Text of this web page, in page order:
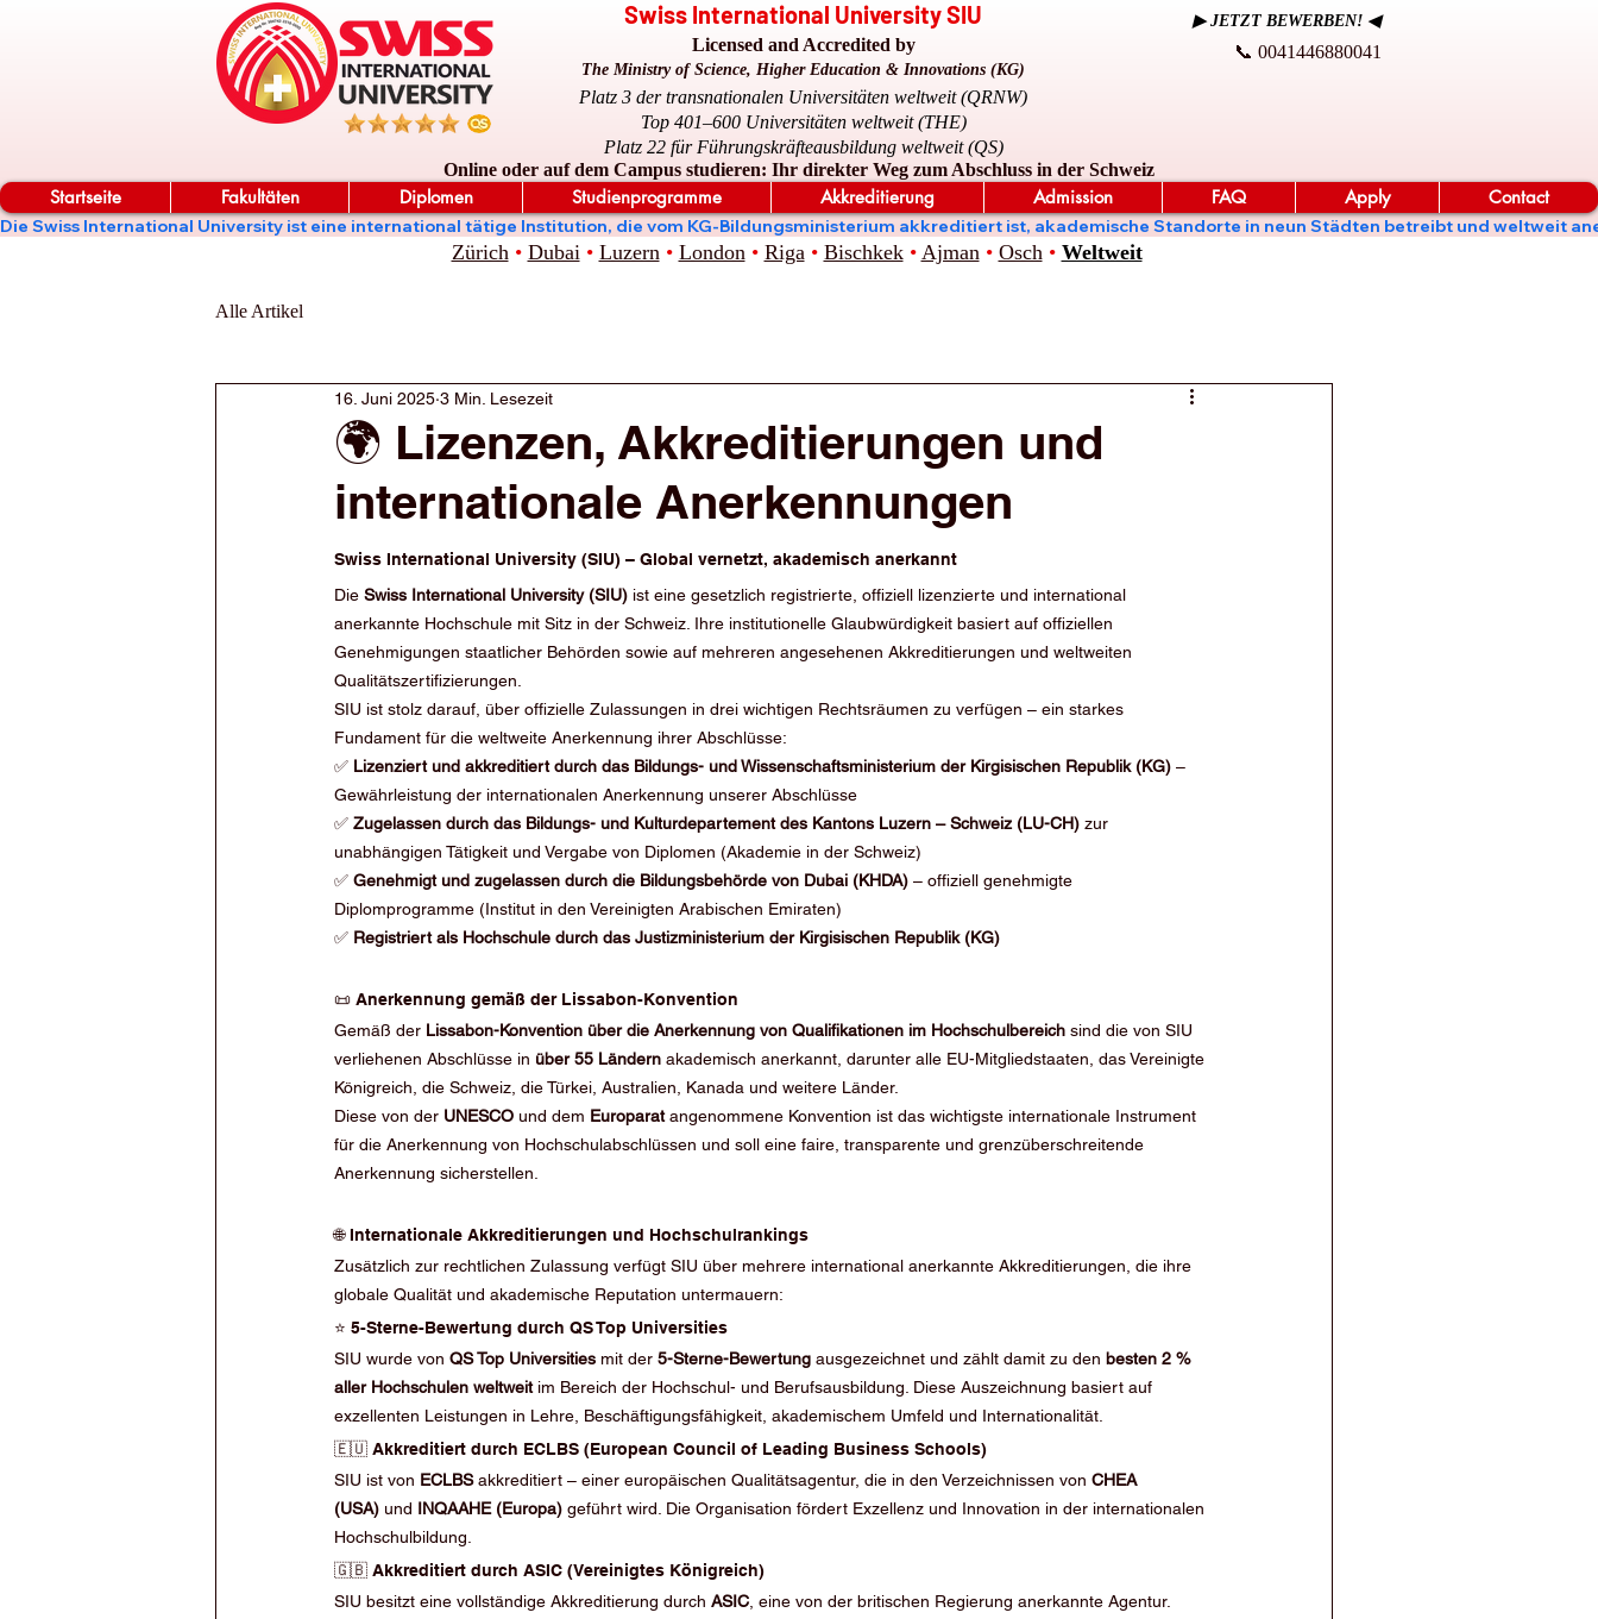
Swiss International University SIU
Licensed and Accredited by
The Ministry of Science, Higher Education & Innovations (KG)
Platz 3 der transnationalen Universitäten weltweit (QRNW)
Top 401–600 Universitäten weltweit (THE)
▶ JETZT BEWERBEN! ◀
📞 0041446880041
Platz 22 für Führungskräfteausbildung weltweit (QS)
Online oder auf dem Campus studieren: Ihr direkter Weg zum Abschluss in der Schweiz
Startseite Fakultäten Diplomen Studienprogramme Akkreditierung Admission FAQ Apply Contact
Die Swiss International University ist eine international tätige Institution, die vom KG-Bildungsministerium akkreditiert ist, akademische Standorte in neun Städten betreibt und weltweit
Zürich • Dubai • Luzern • London • Riga • Bischkek • Ajman • Osch • Weltweit
Alle Artikel
🌍 Lizenzen, Akkreditierungen und
internationale Anerkennungen
16. Juni 2025 3 Min. Lesezeit
Swiss International University (SIU) – Global vernetzt, akademisch anerkannt
Die Swiss International University (SIU) ist eine gesetzlich registrierte, offiziell lizenzierte und international
anerkannte Hochschule mit Sitz in der Schweiz. Ihre institutionelle Glaubwürdigkeit basiert auf offiziellen
Genehmigungen staatlicher Behörden sowie auf mehreren angesehenen Akkreditierungen und weltweiten
Qualitätszertifizierungen.
SIU ist stolz darauf, über offizielle Zulassungen in drei wichtigen Rechtsräumen zu verfügen – ein starkes
Fundament für die weltweite Anerkennung ihrer Abschlüsse:
✅ Lizenziert und akkreditiert durch das Bildungs- und Wissenschaftsministerium der Kirgisischen Republik (KG) –
Gewährleistung der internationalen Anerkennung unserer Abschlüsse
✅ Zugelassen durch das Bildungs- und Kulturdepartement des Kantons Luzern – Schweiz (LU-CH) zur
unabhängigen Tätigkeit und Vergabe von Diplomen (Akademie in der Schweiz)
✅ Genehmigt und zugelassen durch die Bildungsbehörde von Dubai (KHDA) – offiziell genehmigte
Diplomprogramme (Institut in den Vereinigten Arabischen Emiraten)
✅ Registriert als Hochschule durch das Justizministerium der Kirgisischen Republik (KG)
📜 Anerkennung gemäß der Lissabon-Konvention
Gemäß der Lissabon-Konvention über die Anerkennung von Qualifikationen im Hochschulbereich sind die von SIU
verliehenen Abschlüsse in über 55 Ländern akademisch anerkannt, darunter alle EU-Mitgliedstaaten, das Vereinigte
Königreich, die Schweiz, die Türkei, Australien, Kanada und weitere Länder.
Diese von der UNESCO und dem Europarat angenommene Konvention ist das wichtigste internationale Instrument
für die Anerkennung von Hochschulabschlüssen und soll eine faire, transparente und grenzüberschreitende
Anerkennung sicherstellen.
🌐 Internationale Akkreditierungen und Hochschulrankings
Zusätzlich zur rechtlichen Zulassung verfügt SIU über mehrere international anerkannte Akkreditierungen, die ihre
globale Qualität und akademische Reputation untermauern:
⭐ 5-Sterne-Bewertung durch QS Top Universities
SIU wurde von QS Top Universities mit der 5-Sterne-Bewertung ausgezeichnet und zählt damit zu den besten 2 %
aller Hochschulen weltweit im Bereich der Hochschul- und Berufsausbildung. Diese Auszeichnung basiert auf
exzellenten Leistungen in Lehre, Beschäftigungsfähigkeit, akademischem Umfeld und Internationalität.
🇪🇺 Akkreditiert durch ECLBS (European Council of Leading Business Schools)
SIU ist von ECLBS akkreditiert – einer europäischen Qualitätsagentur, die in den Verzeichnissen von CHEA
(USA) und INQAAHE (Europa) geführt wird. Die Organisation fördert Exzellenz und Innovation in der internationalen
Hochschulbildung.
🇬🇧 Akkreditiert durch ASIC (Vereinigtes Königreich)
SIU besitzt eine vollständige Akkreditierung durch ASIC , eine von der britischen Regierung anerkannte Agentur.